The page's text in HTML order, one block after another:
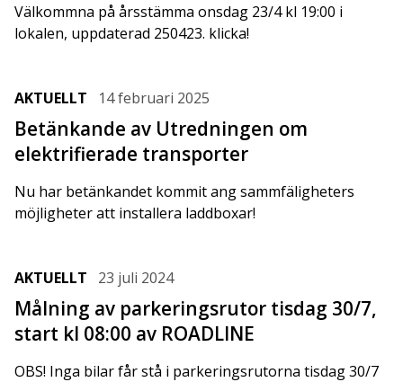
Välkommna på årsstämma onsdag 23/4 kl 19:00 i
lokalen, uppdaterad 250423. klicka!
AKTUELLT 14 februari 2025
Betänkande av Utredningen om
elektrifierade transporter
Nu har betänkandet kommit ang sammfäligheters
möjligheter att installera laddboxar!
AKTUELLT 23 juli 2024
Målning av parkeringsrutor tisdag 30/7,
start kl 08:00 av ROADLINE
OBS! Inga bilar får stå i parkeringsrutorna tisdag 30/7